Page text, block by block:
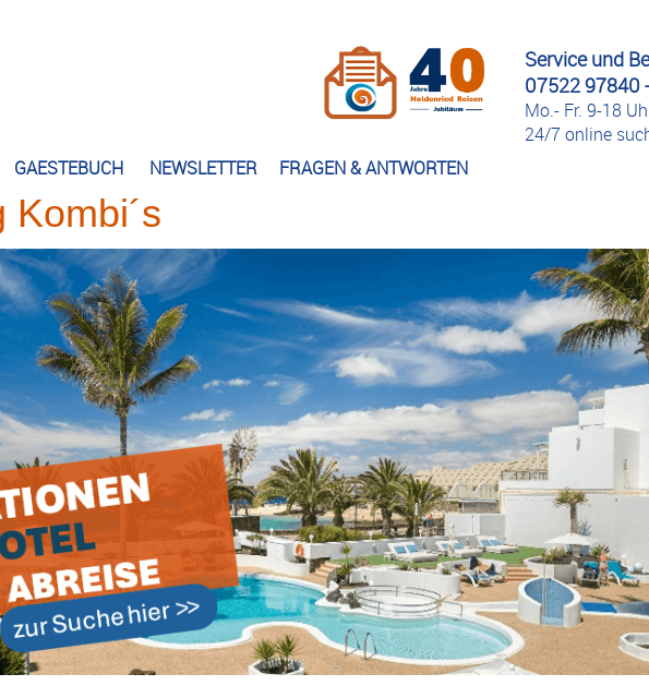
GAESTEBUCH NEWSLETTER FRAGEN & ANTWORTEN
Service und
07522 97840
Mo.- Fr. 9-18
24/7 online
Kombi´s